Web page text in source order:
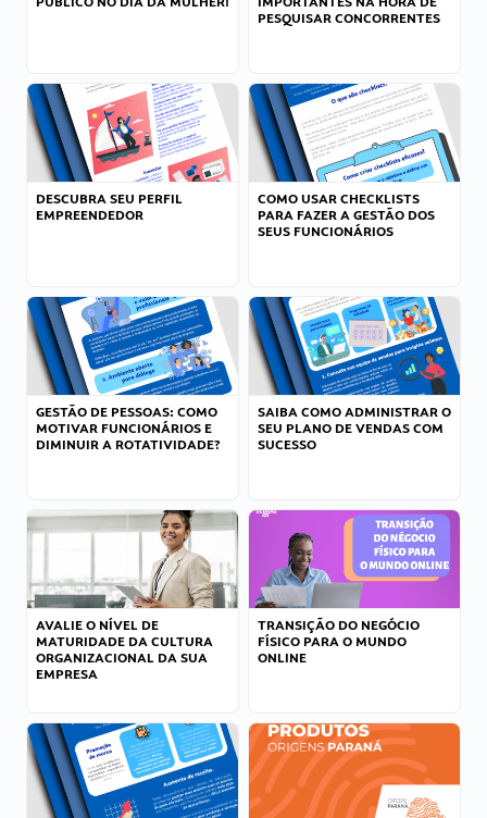
PESQUISAR CONCORRENTES
DESCUBRA SEU PERFIL
EMPREENDEDOR
COMO USAR CHECKLISTS
PARA FAZER A GESTÃO DOS
SEUS FUNCIONÁRIOS
GESTÃO DE PESSOAS: COMO
MOTIVAR FUNCIONÁRIOS E
DIMINUIR A ROTATIVIDADE?
SAIBA COMO ADMINISTRAR O
SEU PLANO DE VENDAS COM
SUCESSO
AVALIE O NÍVEL DE
MATURIDADE DA CULTURA
ORGANIZACIONAL DA SUA
EMPRESA
TRANSIÇÃO DO NEGÓCIO
FÍSICO PARA O MUNDO
ONLINE